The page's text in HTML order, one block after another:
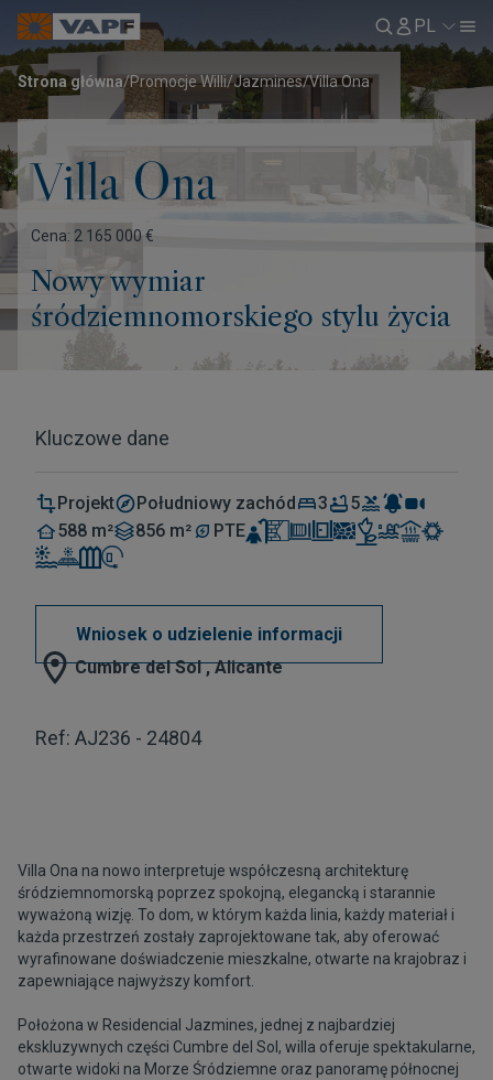
PL
Strona główna/Promocje Willi/Jazmines/Villa Ona
Villa Ona
Cena: 2 165 000 €
Nowy wymiar
śródziemnomorskiego stylu życia
Kluczowe dane
Projekt Południowy zachód 3
5
588 m²
856 m² PTE
Wniosek o udzielenie informacji
Cumbre del Sol , Alicante
Ref: AJ236 - 24804
Villa Ona na nowo interpretuje współczesną architekturę
śródziemnomorską poprzez spokojną, elegancką i starannie
wyważoną wizję. To dom, w którym każda linia, każdy materiał i
każda przestrzeń zostały zaprojektowane tak, aby oferować
wyrafinowane doświadczenie mieszkalne, otwarte na krajobraz i
zapewniające najwyższy komfort.
Położona w Residencial Jazmines, jednej z najbardziej
ekskluzywnych części Cumbre del Sol, willa oferuje spektakularne,
otwarte widoki na Morze Śródziemne oraz panoramę północnej